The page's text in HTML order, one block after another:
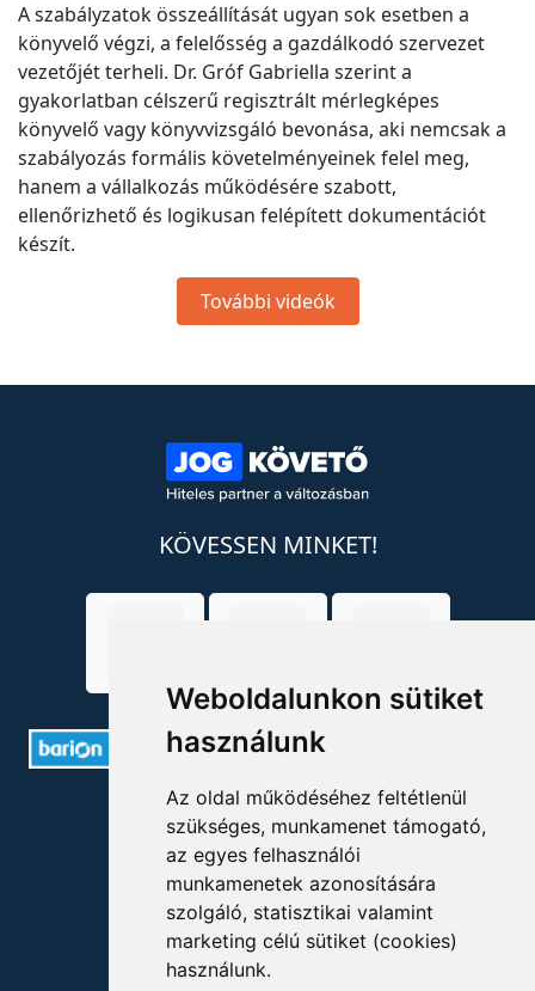
Weboldalunkon sütiket
használunk
Az oldal működéséhez feltétlenül
szükséges, munkamenet támogató,
az egyes felhasználói
munkamenetek azonosítására
szolgáló, statisztikai valamint
marketing célú sütiket (cookies)
használunk.
A szabályzatok összeállítását ugyan sok esetben a
könyvelő végzi, a felelősség a gazdálkodó szervezet
vezetőjét terheli. Dr. Gróf Gabriella szerint a
gyakorlatban célszerű regisztrált mérlegképes
könyvelő vagy könyvvizsgáló bevonása, aki nemcsak a
szabályozás formális követelményeinek felel meg,
hanem a vállalkozás működésére szabott,
ellenőrizhető és logikusan felépített dokumentációt
készít.
További videók
KÖVESSEN MINKET!
ELÉRHETŐSÉGEK
+36 1 880 7600
info@mprx.hu